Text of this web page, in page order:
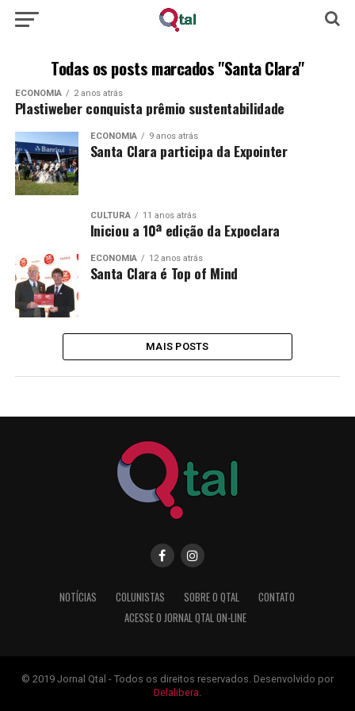
Todas os posts marcados "Santa Clara"
ECONOMIA 2 anos atrás
Plastiweber conquista prêmio sustentabilidade
ECONOMIA 9 anos atrás
Santa Clara participa da Expointer
CULTURA 11 anos atrás
Iniciou a 10ª edição da Expoclara
ECONOMIA 12 anos atrás
Santa Clara é Top of Mind
MAIS POSTS
NOTÍCIAS COLUNISTAS SOBRE O QTAL
CONTATO
ACESSE O JORNAL QTAL ON-LINE
© 2019 Jornal Qtal - Todos os direitos reservados. Desenvolvido por
Delalibera.